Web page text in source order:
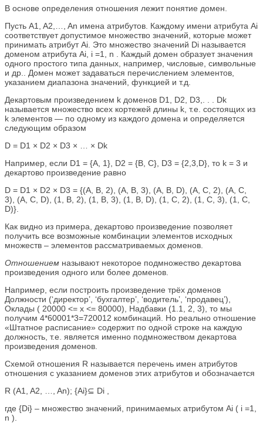
В основе определения отношения лежит понятие домен.
Пусть A1, A2,…, An имена атрибутов. Каждому имени атрибута Ai
соответствует допустимое множество значений, которые может
принимать атрибут Ai. Это множество значений Di называется
доменом атрибута Ai, i =1, n . Каждый домен образует значения
одного простого типа данных, например, числовые, символьные
и др.. Домен может задаваться перечислением элементов,
указанием диапазона значений, функцией и т.д.
Декартовым произведением k доменов D1, D2, D3,. . . Dk
называется множество всех кортежей длины k, т.е. состоящих из
k элементов — по одному из каждого домена и определяется
следующим образом
D = D1 × D2 × D3 × … × Dk
Например, если D1 = {A, 1}, D2 = {B, C}, D3 = {2,3,D}, то k = 3 и
декартово произведение равно
D = D1 × D2 × D3 = {(A, B, 2), (A, B, 3), (A, B, D), (A, C, 2), (A, C,
3), (A, C, D), (1, B, 2), (1, B, 3), (1, B, D), (1, C, 2), (1, C, 3), (1, C,
D)}.
Как видно из примера, декартово произведение позволяет
получить все возможные комбинации элементов исходных
множеств – элементов рассматриваемых доменов.
Отношением называют некоторое подмножество декартова
произведения одного или более доменов.
Например, если построить произведение трёх доменов
Должности (‘директор’, ‘бухгалтер’, ‘водитель’, ‘продавец’),
Оклады ( 20000 <= x <= 80000), Надбавки (1.1, 2, 3), то мы
получим 4*60001*3=720012 комбинаций. Но реально отношение
«Штатное расписание» содержит по одной строке на каждую
должность, т.е. является именно подмножеством декартова
произведения доменов.
Схемой отношения R называется перечень имен атрибутов
отношения с указанием доменов этих атрибутов и обозначается
R (A1, A2, …, An); {Ai}⊆ Di ,
где {Di} – множество значений, принимаемых атрибутом Ai ( i =1,
n ).